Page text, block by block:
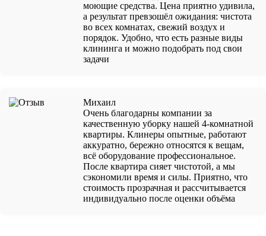
моющие средства. Цена приятно удивила,
а результат превзошёл ожидания: чистота
во всех комнатах, свежий воздух и
порядок. Удобно, что есть разные виды
клининга и можно подобрать под свои
задачи
Михаил
Очень благодарны компании за
качественную уборку нашей 4-комнатной
квартиры. Клинеры опытные, работают
аккуратно, бережно относятся к вещам,
всё оборудование профессиональное.
После квартира сияет чистотой, а мы
сэкономили время и силы. Приятно, что
стоимость прозрачная и рассчитывается
индивидуально после оценки объёма